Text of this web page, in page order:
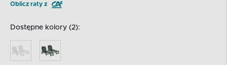
Oblicz raty z
Dostępne kolory (2):